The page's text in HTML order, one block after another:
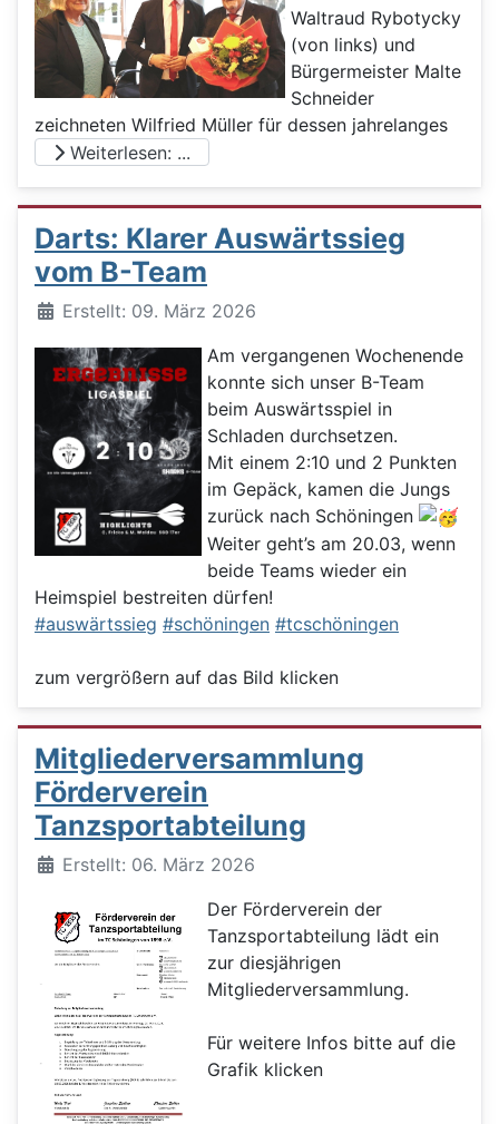
Waltraud Rybotycky
(von links) und
Bürgermeister Malte
Schneider
zeichneten Wilfried Müller für dessen jahrelanges
Weiterlesen: ...
Darts: Klarer Auswärtssieg
vom B-Team
DetailsErstellt: 09. März 2026
Am vergangenen Wochenende
konnte sich unser B-Team
beim Auswärtsspiel in
Schladen durchsetzen.
Mit einem 2:10 und 2 Punkten
im Gepäck, kamen die Jungs
zurück nach Schöningen
Weiter geht’s am 20.03, wenn
beide Teams wieder ein
Heimspiel bestreiten dürfen!
#auswärtssieg #schöningen #tcschöningen
zum vergrößern auf das Bild klicken
Mitgliederversammlung
Förderverein
Tanzsportabteilung
DetailsErstellt: 06. März 2026
Der Förderverein der
Tanzsportabteilung lädt ein
zur diesjährigen
Mitgliederversammlung.
Für weitere Infos bitte auf die
Grafik klicken